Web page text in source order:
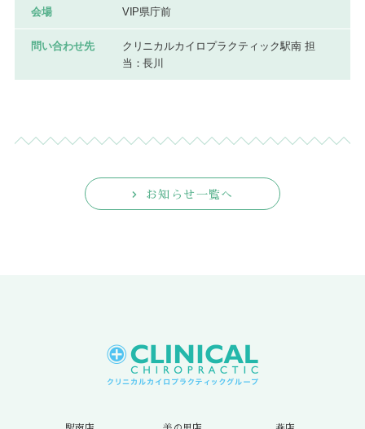
会場 VIP県庁前
問い合わせ先
クリニカルカイロプラクティック駅南 担
当：長川
お知らせ一覧へ